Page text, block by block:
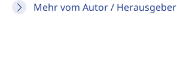
Mehr vom Autor / Herausgeber